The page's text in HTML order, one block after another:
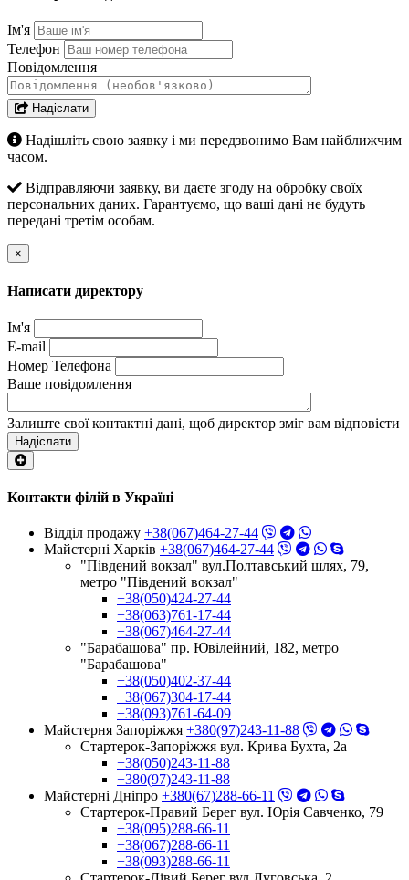
Ім'я
Телефон
Повідомлення
Надіслати
Надішліть свою заявку і ми передзвонимо Вам найближчим
часом.
Відправляючи заявку, ви даєте згоду на обробку своїх
персональних даних. Гарантуємо, що ваші дані не будуть
передані третім особам.
×
Написати директору
Ім'я
E-mail
Номер Телефона
Ваше повідомлення
Залиште свої контактні дані, щоб директор зміг вам відповісти
Надіслати
Контакти філій в Україні
Відділ продажу +38(067)464-27-44
Майстерні Харків +38(067)464-27-44
"Південий вокзал" вул.Полтавський шлях, 79,
метро "Південий вокзал"
+38(050)424-27-44
+38(063)761-17-44
+38(067)464-27-44
"Барабашова" пр. Ювілейний, 182, метро
"Барабашова"
+38(050)402-37-44
+38(067)304-17-44
+38(093)761-64-09
Майстерня Запоріжжя +380(97)243-11-88
Стартерок-Запоріжжя вул. Крива Бухта, 2а
+38(050)243-11-88
+380(97)243-11-88
Майстерні Днiпро +380(67)288-66-11
Стартерок-Правий Берег вул. Юрія Савченко, 79
+38(095)288-66-11
+38(067)288-66-11
+38(093)288-66-11